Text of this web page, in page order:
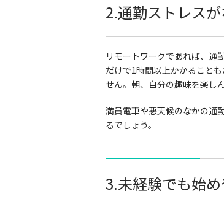
2.通勤ストレス
リモートワークであれば、通
だけで1時間以上かかること
せん。朝、自分の趣味を楽し
満員電車や悪天候のなかの通
るでしょう。
3.未経験でも始